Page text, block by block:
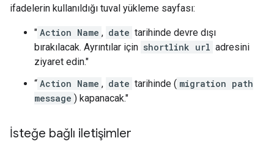
ifadelerin kullanıldığı tuval yükleme sayfası:
" Action Name , date tarihinde devre dışı
bırakılacak. Ayrıntılar için shortlink url adresini
ziyaret edin."
“ Action Name , date tarihinde ( migration path
message ) kapanacak."
İsteğe bağlı iletişimler